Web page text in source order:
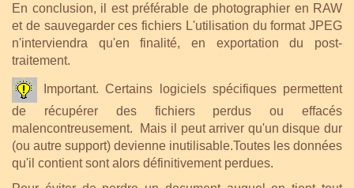
En conclusion, il est préférable de photographier en RAW
et de sauvegarder ces fichiers L'utilisation du format JPEG
n'interviendra qu'en finalité, en exportation du post-
traitement.
Important. Certains logiciels spécifiques permettent
de récupérer des fichiers perdus ou effacés
malencontreusement. Mais il peut arriver qu'un disque dur
(ou autre support) devienne inutilisable.Toutes les données
qu'il contient sont alors définitivement perdues.